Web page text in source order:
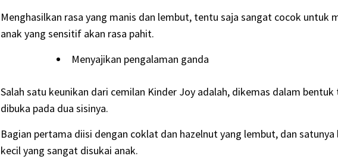
Menghasilkan rasa yang manis dan lembut, tentu saja sangat cocok untuk
anak yang sensitif akan rasa pahit.
Menyajikan pengalaman ganda
Salah satu keunikan dari cemilan Kinder Joy adalah, dikemas dalam
dibuka pada dua sisinya.
Bagian pertama diisi dengan coklat dan hazelnut yang lembut, dan satunya
kecil yang sangat disukai anak.